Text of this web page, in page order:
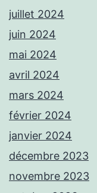
juillet 2024
juin 2024
mai 2024
avril 2024
mars 2024
février 2024
janvier 2024
décembre 2023
novembre 2023